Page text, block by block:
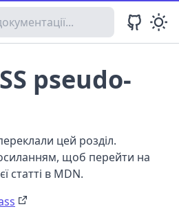
pseudo-
цей розділ.
щоб перейти на
статті в MDN.